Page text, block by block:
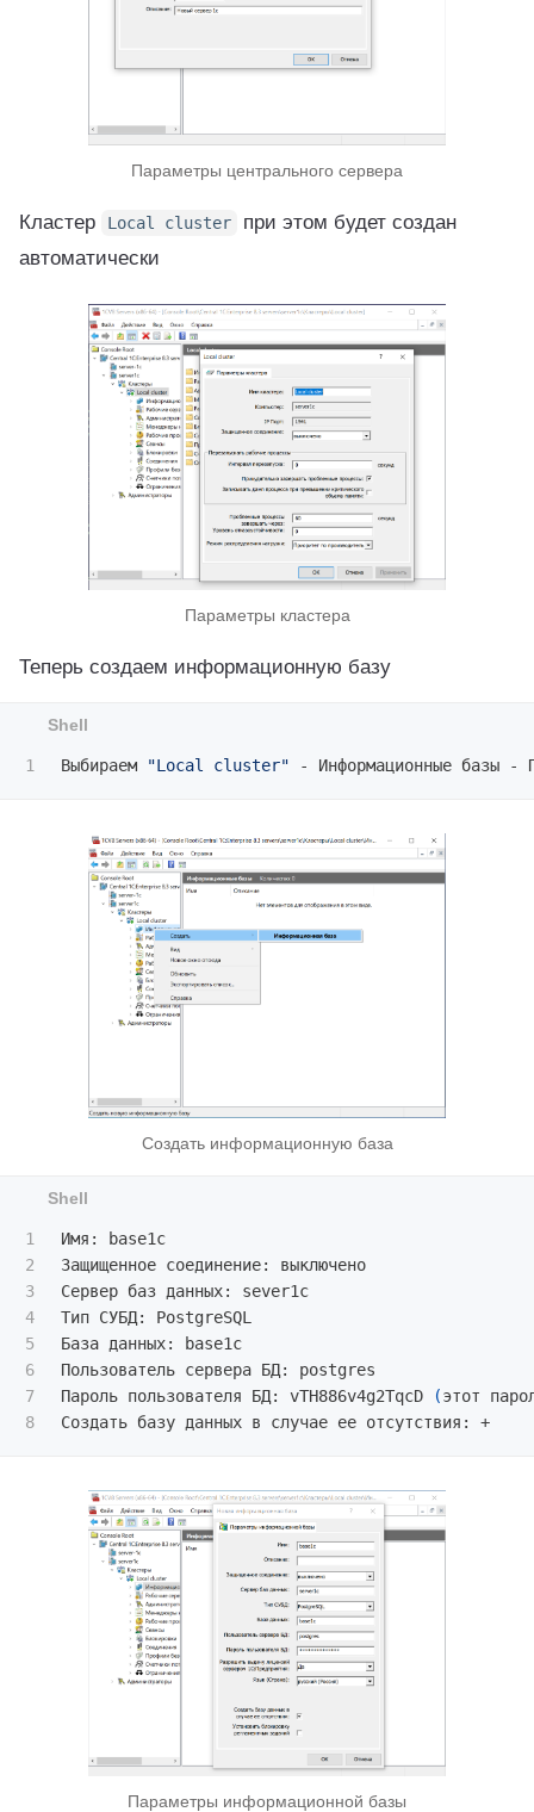
Параметры центрального сервера
Кластер Local cluster
при этом будет создан
автоматически
Параметры кластера
Теперь создаем информационную базу
Выбираем "Local cluster"
Создать информационную база
1
2
3
4
5
6
7
Имя: base1c
Защищенное соединение: выключено
Сервер баз данных: sever1c
Тип СУБД: PostgreSQL
База данных: base1c
Пользователь сервера БД: postgres
Пароль пользователя БД: vTH886v4g2TqcD
(этот
Параметры информационной базы